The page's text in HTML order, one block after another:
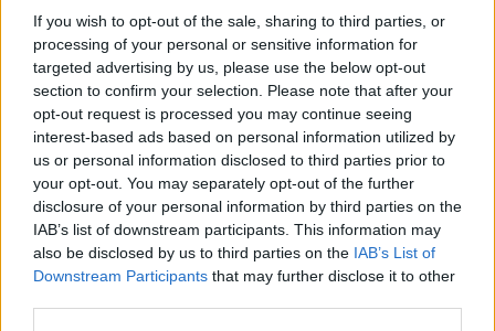
If you wish to opt-out of the sale, sharing to third parties, or
processing of your personal or sensitive information for
targeted advertising by us, please use the below opt-out
section to confirm your selection. Please note that after your
opt-out request is processed you may continue seeing
interest-based ads based on personal information utilized by
us or personal information disclosed to third parties prior to
your opt-out. You may separately opt-out of the further
disclosure of your personal information by third parties on the
IAB’s list of downstream participants. This information may
also be disclosed by us to third parties on the IAB’s List of
Downstream Participants that may further disclose it to other
Canguri - foto Alberta Canepa